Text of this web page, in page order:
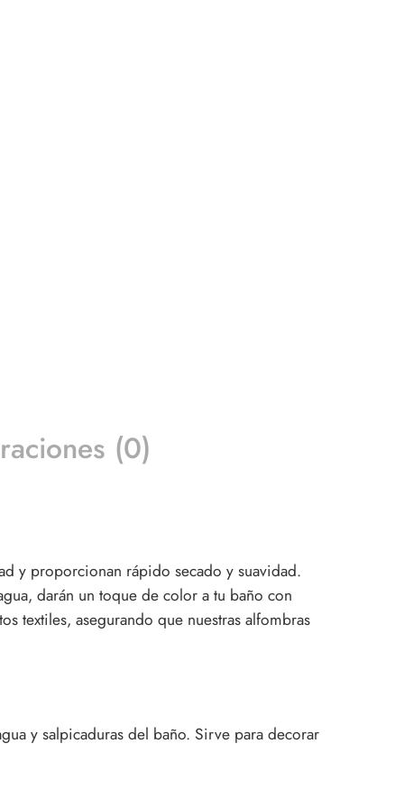
(0)
y proporcionan rápido secado y suavidad.
darán un toque de color a tu baño con
textiles, asegurando que nuestras alfombras
y salpicaduras del baño. Sirve paradecorar